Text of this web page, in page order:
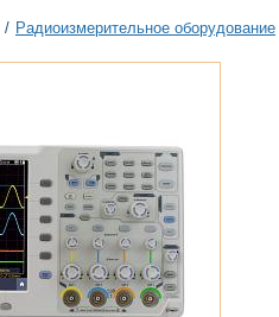
/ Радиоизмерительное оборудование